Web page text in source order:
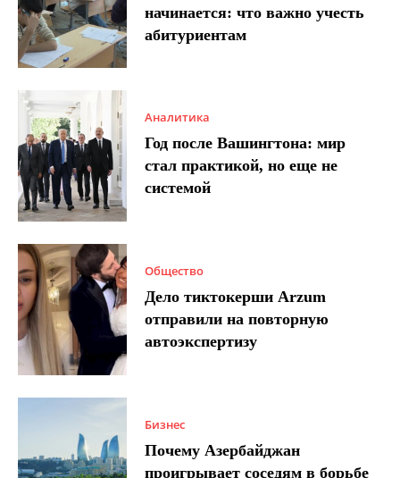
начинается: что важно учесть
абитуриентам
Аналитика
Год после Вашингтона: мир
стал практикой, но еще не
системой
Общество
Дело тиктокерши Arzum
отправили на повторную
автоэкспертизу
Бизнес
Почему Азербайджан
проигрывает соседям в борьбе